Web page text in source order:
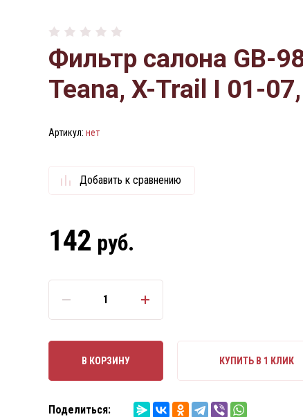
Фильтр салона GB-
Teana, X-Trail I 01-
Артикул: нет
Добавить к сравнению
142 руб.
В КОРЗИНУ КУПИТЬ В 1 КЛИК
Поделиться: